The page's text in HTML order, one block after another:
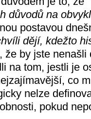
důvodů na
postavou
dějí, kdežto
že by jste
na tom, jestli je
co
nelze
pokud